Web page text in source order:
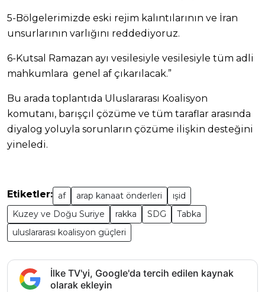
5-Bölgelerimizde eski rejim kalıntılarının ve İran
unsurlarının varlığını reddediyoruz.
6-Kutsal Ramazan ayı vesilesiyle vesilesiyle tüm adli
mahkumlara genel af çıkarılacak.”
Bu arada toplantıda Uluslararası Koalisyon
komutanı, barışçıl çözüme ve tüm taraflar arasında
diyalog yoluyla sorunların çözüme ilişkin desteğini
yineledi.
Etiketler: af arap kanaat önderleri
ışid
Kuzey ve Doğu Suriye
rakka SDG
Tabka
uluslararası koalisyon güçleri
İlke TV'yi, Google'da tercih edilen kaynak
olarak ekleyin